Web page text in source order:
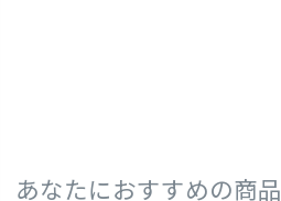
あなたにおすすめの商品